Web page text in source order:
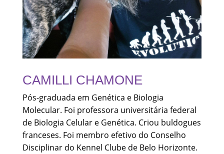
CAMILLI CHAMONE
Pós-graduada em Genética e Biologia
Molecular. Foi professora universitária federal
de Biologia Celular e Genética. Criou buldogues
franceses. Foi membro efetivo do Conselho
Disciplinar do Kennel Clube de Belo Horizonte.